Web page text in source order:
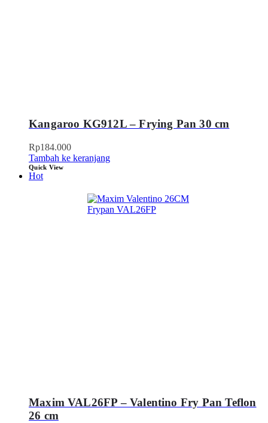
Kangaroo KG912L – Frying Pan 30 cm
Rp184.000
Tambah ke keranjang
Quick View
Hot
Maxim VAL26FP – Valentino Fry Pan Teflon
26 cm